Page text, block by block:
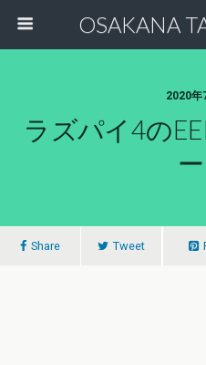
OSAKANA
2020年
ラズパイ4の
Share Tweet